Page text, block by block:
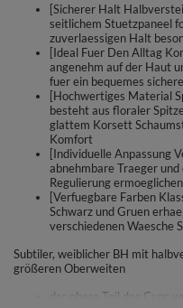
[Sicherer Halt
seitlichem Stuetzpaneel
zuverlaessigen Halt
[Ideal Fuer Den Alltag
angenehm auf der Haut
fuer ein bequemes
[Hochwertiges Material
besteht aus floraler
glattem Korsett
Komfort
[Individuelle Anpassung
abnehmbare Traeger
Regulierung
[Verfuegbare Farben
Schwarz und Gruen
verschiedenen Waesche
Subtiler, weiblicher BH mit
größeren Oberweiten
der obere Teil des Cups